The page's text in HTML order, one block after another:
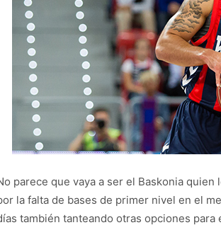
parece que vaya a ser el Baskonia
la falta de bases de primer nivel en el
también tanteando otras opciones para